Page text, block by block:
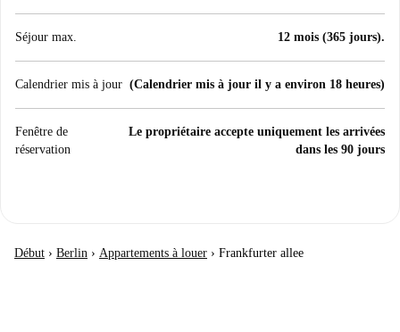
Séjour max. 12 mois (365 jours).
Calendrier mis à jour (Calendrier mis à jour il y a environ 18 heures)
Fenêtre de
réservation
Le propriétaire accepte uniquement les arrivées
dans les 90 jours
Début › Berlin › Appartements à louer › Frankfurter allee